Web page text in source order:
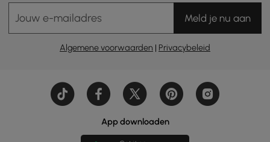
Jouw e-mailadres Meld je nu aan
Algemene voorwaarden | Privacybeleid
App downloaden